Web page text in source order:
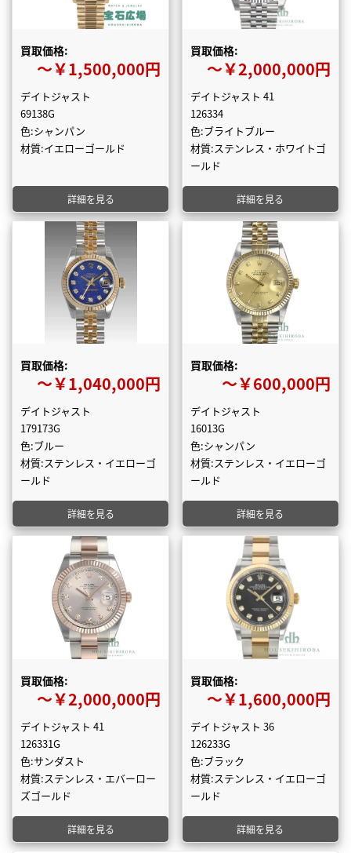
買取価格:
〜￥1,500,000円
デイトジャスト
69138G
色:シャンパン
材質:イエローゴールド
詳細を見る
買取価格:
〜￥2,000,000円
デイトジャスト 41
126334
色:ブライトブルー
材質:ステンレス・ホワイトゴ
ールド
詳細を見る
買取価格:
〜￥1,040,000円
デイトジャスト
179173G
色:ブルー
材質:ステンレス・イエローゴ
ールド
詳細を見る
買取価格:
〜￥600,000円
デイトジャスト
16013G
色:シャンパン
材質:ステンレス・イエローゴ
ールド
詳細を見る
買取価格:
〜￥2,000,000円
デイトジャスト 41
126331G
色:サンダスト
材質:ステンレス・エバーロー
ズゴールド
詳細を見る
買取価格:
〜￥1,600,000円
デイトジャスト 36
126233G
色:ブラック
材質:ステンレス・イエローゴ
ールド
詳細を見る